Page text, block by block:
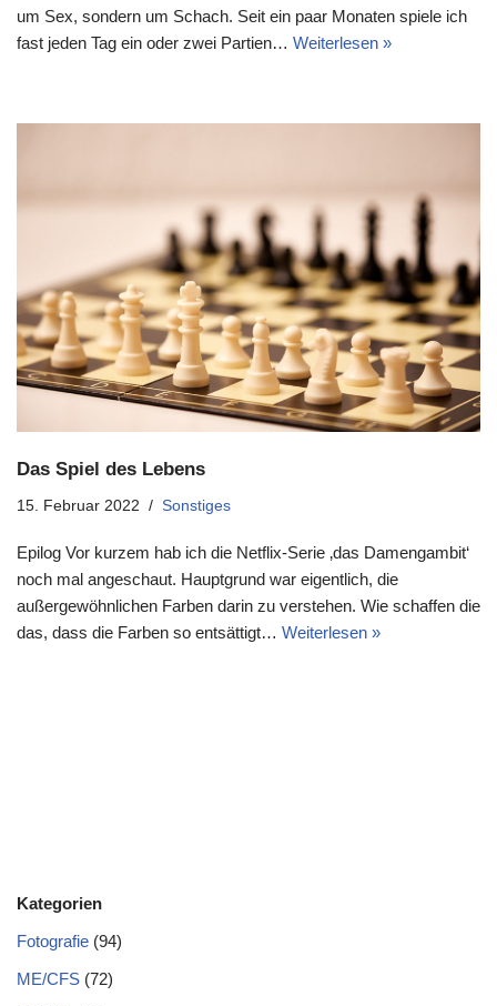
um Sex, sondern um Schach. Seit ein paar Monaten spiele ich
fast jeden Tag ein oder zwei Partien… Weiterlesen »
Das Spiel des Lebens
15. Februar 2022 Sonstiges
Epilog Vor kurzem hab ich die Netflix-Serie ‚das Damengambit‘
noch mal angeschaut. Hauptgrund war eigentlich, die
außergewöhnlichen Farben darin zu verstehen. Wie schaffen die
das, dass die Farben so entsättigt… Weiterlesen »
Kategorien
Fotografie (94)
ME/CFS (72)